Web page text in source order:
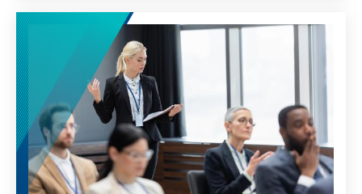
wettbewerbsfähig. So lässt sich unser
Industriestandort sichern und verhindert,
dass Klimaschutz durch den Verlust
wertvoller Wertschöpfung erkauft wird.